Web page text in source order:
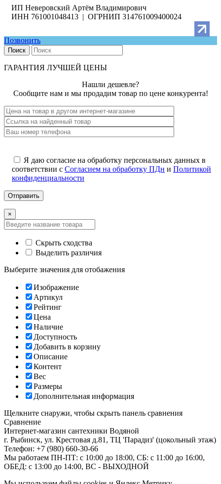
ИП Неверовский Артём Владимирович
ИНН 761001048413 | ОГРНИП 314761009400024
Позвонить
Поиск
ГАРАНТИЯ ЛУЧШЕЙ ЦЕНЫ
Нашли дешевле?
Сообщите нам и мы продадим товар по цене конкурента!
Я даю согласие на обработку персональных данных в
соответствии с Согласием на обработку ПДн и Политикой
конфиденциальности
×
Скрыть сходства
Выделить различия
Выберите значения для отобажения
Изображение
Артикул
Рейтинг
Цена
Наличие
Доступность
Добавить в корзину
Описание
Контент
Вес
Размеры
Дополнительная информация
Щелкните снаружи, чтобы скрыть панель сравнения
Сравнение
Интернет-магазин сантехники Водяной
г. Рыбинск, ул. Крестовая д.81, ТЦ 'Парадиз' (цокольный этаж)
Телефон: +7 (980) 660-30-66
Мы работаем ПН-ПТ: с 10:00 до 18:00, СБ: с 11:00 до 16:00,
ОБЕД: с 13:00 до 14:00, ВС - ВЫХОДНОЙ